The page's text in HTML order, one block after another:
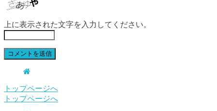
上に表示された文字を入力してください。
トップページへ
トップページへ